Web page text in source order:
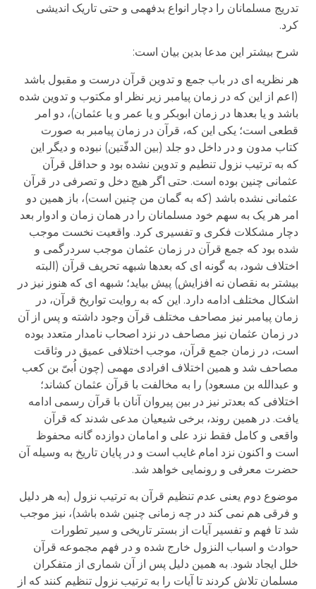
تدریج مسلمانان را دچار انواع بدفهمی و حتی تاریک اندیشی
کرد.
شرح بیشتر این مدعا بدین بیان است:
هر نظریه ای در باب جمع و تدوین قرآن درست و مقبول باشد
(اعم از این که در زمان پیامبر زیر نظر او مکتوب و تدوین شده
باشد و یا بعدها در زمان ابوبکر و یا عمر و یا عثمان)، دو امر
قطعی است؛ یکی این که، قرآن در زمان پیامبر به صورت
کتاب مدون و در داخل دو جلد (بین الدفّتین) نبوده و دیگر این
که به ترتیب نزول تنطیم و تدوین نشده بود و حداقل قرآن
عثمانی چنین بوده است. حتی اگر هیچ دخل و تصرفی در قرآن
عثمانی نشده باشد (که به گمان من چنین است)، باز همین دو
امر هر یک به سهم خود مسلمانان را در همان زمان و ادوار بعد
دچار مشکلات فکری و تفسیری کرد. واقعیت نخست موجب
شده بود که جمع قرآن در زمان عثمان موجب سردرگمی و
اختلاف شود، به گونه ای که بعدها شبهه تحریف قرآن (البته
بیشتر به نقصان نه افزایش) پیش بیاید؛ شبهه ای که هنوز نیز در
اشکال مختلف ادامه دارد. این که به روایت تواریخ قرآن، در
زمان پیامبر نیز مصاحف مختلف قرآن وجود داشته و پس از آن
در زمان عثمان نیز مصاحف در نزد اصحاب نامدار متعدد بوده
است، در زمان جمع قرآن، موجب اختلافی عمیق در وثاقت
مصاحف شد و همین اختلاف افرادی مهمی (چون اُبیّ بن کعب
و عبدالله بن مسعود) را به مخالفت با قرآن عثمان کشاند؛
اختلافی که بعدتر نیز در بین پیروان آنان با قرآن رسمی ادامه
یافت. در همین روند، برخی شیعیان مدعی شدند که قرآن
واقعی و کامل فقط نزد علی و امامان دوازده گانه محفوظ
است و اکنون نزد امام غایب است و در پایان تاریخ به وسیله آن
حضرت معرفی و رونمایی خواهد شد.
موضوع دوم یعنی عدم تنظیم قرآن به ترتیب نزول (به هر دلیل
و فرقی هم نمی کند در چه زمانی چنین شده باشد)، نیز موجب
شد تا فهم و تفسیر آیات از بستر تاریخی و سیر تطورات
حوادث و اسباب النزول خارج شده و در فهم مجموعه قرآن
خلل ایجاد شود. به همین دلیل پس از آن شماری از متفکران
مسلمان تلاش کردند تا آیات را به ترتیب نزول تنظیم کنند که از